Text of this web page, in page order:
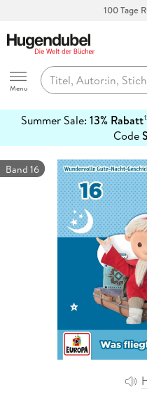
100 Tage
Hugendubel
Menu
Summer Sale: 13% Rabatt
Code
erfahren
Band 16